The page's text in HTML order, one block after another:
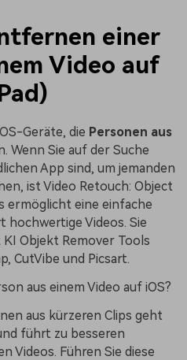
einer
Video auf
Geräte, die Personen aus
Wenn Sie auf der Suche
App sind, um jemanden
ist Video Retouch: Object
ermöglicht eine einfache
hochwertige Videos. Sie
Objekt Remover Tools
CutVibe und Picsart.
aus einem Video auf iOS?
aus kürzeren Clips geht
führt zu besseren
Videos. Führen Sie diese